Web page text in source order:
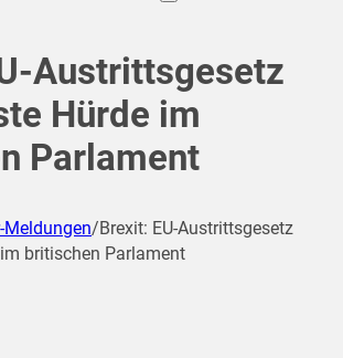
Austrittsgesetz
Hürde im
Parlament
Meldungen/Brexit: EU-Austrittsgesetz
britischen Parlament